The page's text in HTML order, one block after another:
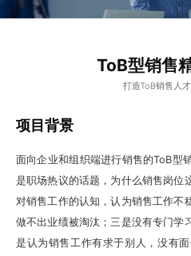
ToB型销售
打造ToB销售人
项目背景
面向企业和组织端进行销售的ToB型
是职场热议的话题，为什么销售岗位
对销售工作的认知，认为销售工作不
做不出业绩被淘汰；三是没有专门学
是认为销售工作有求于别人，没有